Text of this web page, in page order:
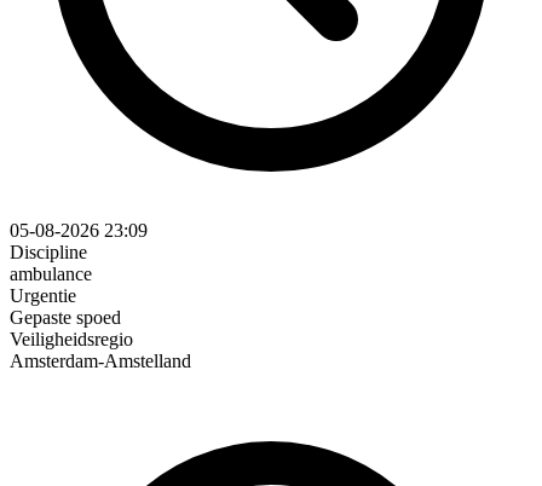
05-08-2026 23:09
Discipline
ambulance
Urgentie
Gepaste spoed
Veiligheidsregio
Amsterdam-Amstelland